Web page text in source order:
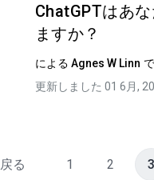
ChatGPTはあ
ますか？
による Agnes W Linn で
更新しました 01 6月,
る 1 2 3